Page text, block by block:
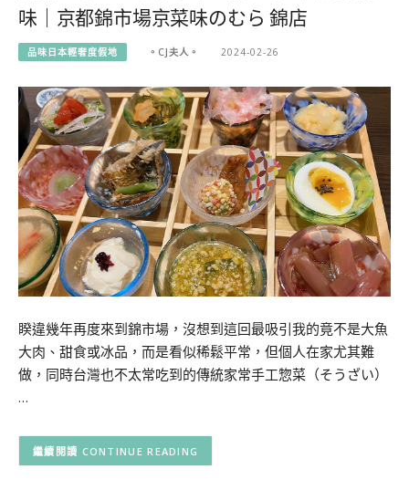
味｜京都錦市場京菜味のむら 錦店
品味日本輕奢度假地 。CJ夫人。 2024-02-26
睽違幾年再度來到錦市場，沒想到這回最吸引我的竟不是大魚
大肉、甜食或冰品，而是看似稀鬆平常，但個人在家尤其難
做，同時台灣也不太常吃到的傳統家常手工惣菜（そうざい）
…
CONTINUE READING